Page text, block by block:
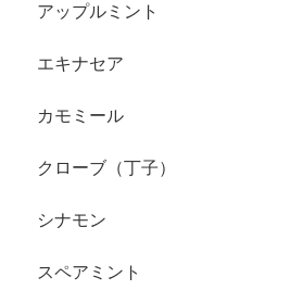
アップルミント
エキナセア
カモミール
クローブ（丁子）
シナモン
スペアミント